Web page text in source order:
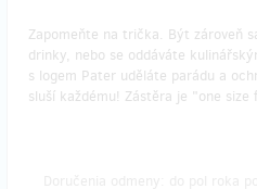
Zapomeňte na trička. Být zároveň
drinky, nebo se oddáváte
s logem Pater uděláte parádu a
sluší každému! Zástěra je "one size